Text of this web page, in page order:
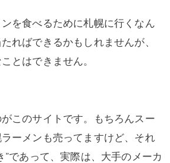
を食べるために札幌に行くなん
ればできるかもしれませんが、
とはできません。
このサイトです。もちろんスー
ーメンも売ってますけど、それ
”であって、実際は、大手のメーカ